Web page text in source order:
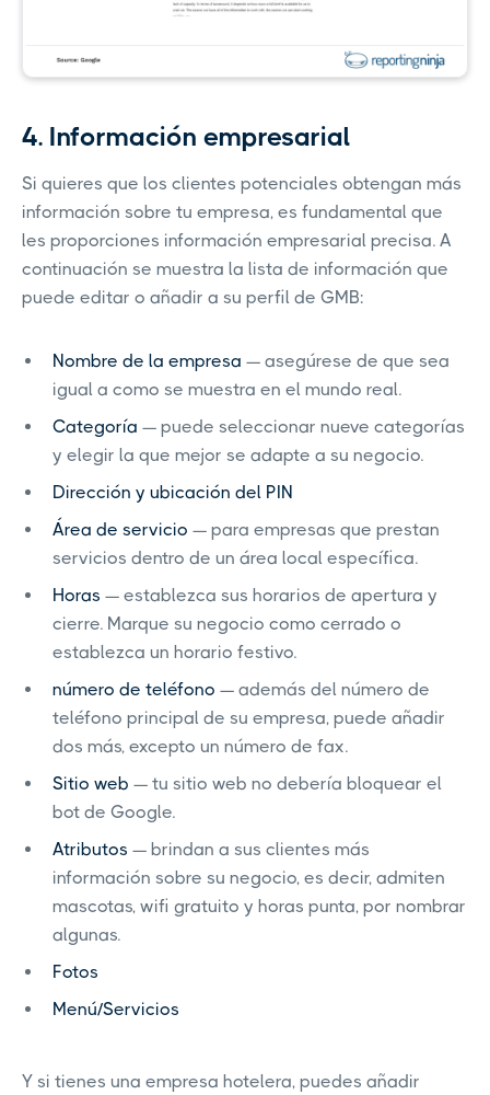
4. Información empresarial
Si quieres que los clientes potenciales obtengan más
información sobre tu empresa, es fundamental que
les proporciones información empresarial precisa. A
continuación se muestra la lista de información que
puede editar o añadir a su perfil de GMB:
Nombre de la empresa — asegúrese de que sea
igual a como se muestra en el mundo real.
Categoría — puede seleccionar nueve categorías
y elegir la que mejor se adapte a su negocio.
Dirección y ubicación del PIN
Área de servicio — para empresas que prestan
servicios dentro de un área local específica.
Horas — establezca sus horarios de apertura y
cierre. Marque su negocio como cerrado o
establezca un horario festivo.
número de teléfono — además del número de
teléfono principal de su empresa, puede añadir
dos más, excepto un número de fax.
Sitio web — tu sitio web no debería bloquear el
bot de Google.
Atributos — brindan a sus clientes más
información sobre su negocio, es decir, admiten
mascotas, wifi gratuito y horas punta, por nombrar
algunas.
Fotos
Menú/Servicios
Y si tienes una empresa hotelera, puedes añadir